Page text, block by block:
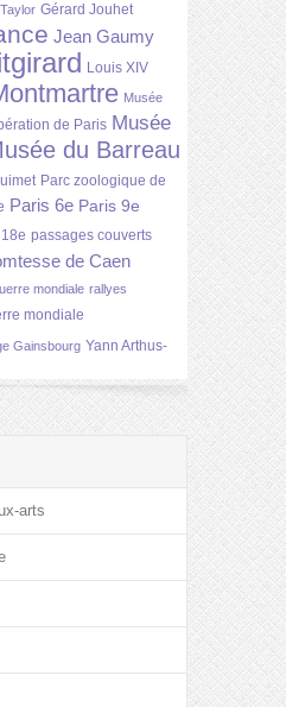
Gérard Jouhet
Jean Gaumy
Louis XIV
Musée
de Paris Musée
du Barreau
Parc zoologique de
Paris 6e Paris 9e
passages couverts
de Caen
mondiale rallyes
mondiale
Gainsbourg Yann Arthus-
arts